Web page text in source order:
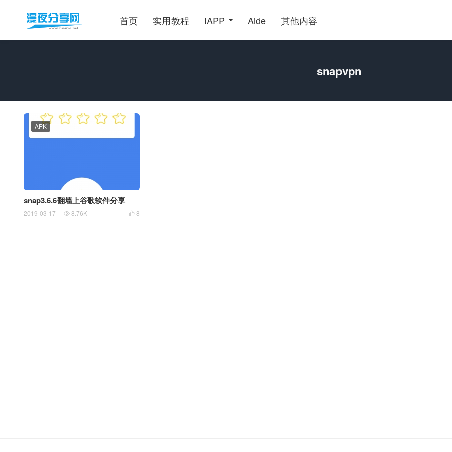
首页 实用教程 IAPP Aide 其他内容
snapvpn
snap3.6.6翻墙上谷歌软件分享
APK
 8
2019-03-17  8.76K